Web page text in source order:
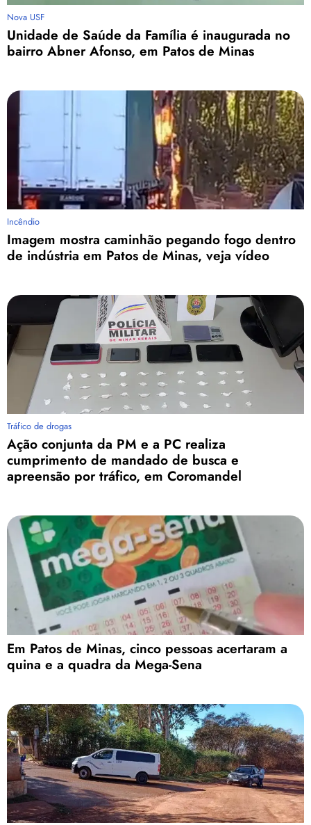
Nova USF
Unidade de Saúde da Família é inaugurada no
bairro Abner Afonso, em Patos de Minas
Incêndio
Imagem mostra caminhão pegando fogo dentro
de indústria em Patos de Minas, veja vídeo
Tráfico de drogas
Ação conjunta da PM e a PC realiza
cumprimento de mandado de busca e
apreensão por tráfico, em Coromandel
Em Patos de Minas, cinco pessoas acertaram a
quina e a quadra da Mega-Sena